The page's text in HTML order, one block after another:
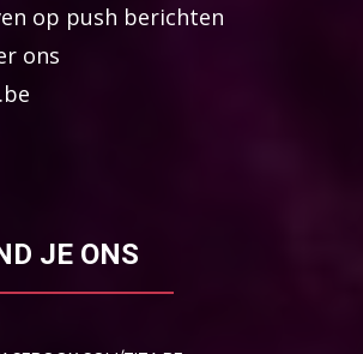
op push berichten
ons
JE ONS